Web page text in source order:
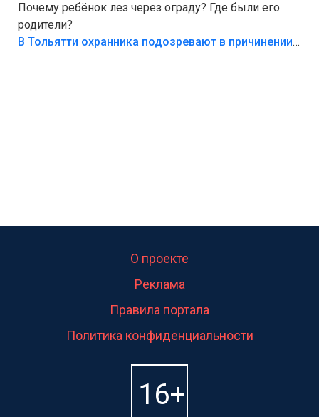
Почему ребёнок лез через ограду? Где были его
родители?
В Тольятти охранника подозревают в причинении смерти ребенку
О проекте
Реклама
Правила портала
Политика конфиденциальности